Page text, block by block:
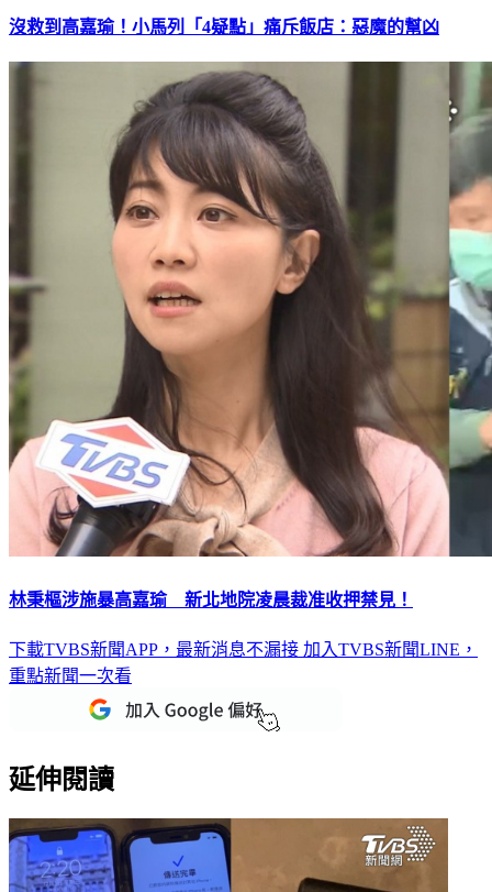
沒救到高嘉瑜！小馬列「4疑點」痛斥飯店：惡魔的幫凶
林秉樞涉施暴高嘉瑜 新北地院凌晨裁准收押禁見！
下載TVBS新聞APP，最新消息不漏接 加入TVBS新聞LINE，
重點新聞一次看
延伸閱讀